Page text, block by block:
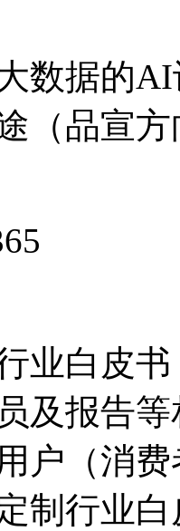
数据的
（品宣
业白皮
及报告
户（消
制行业